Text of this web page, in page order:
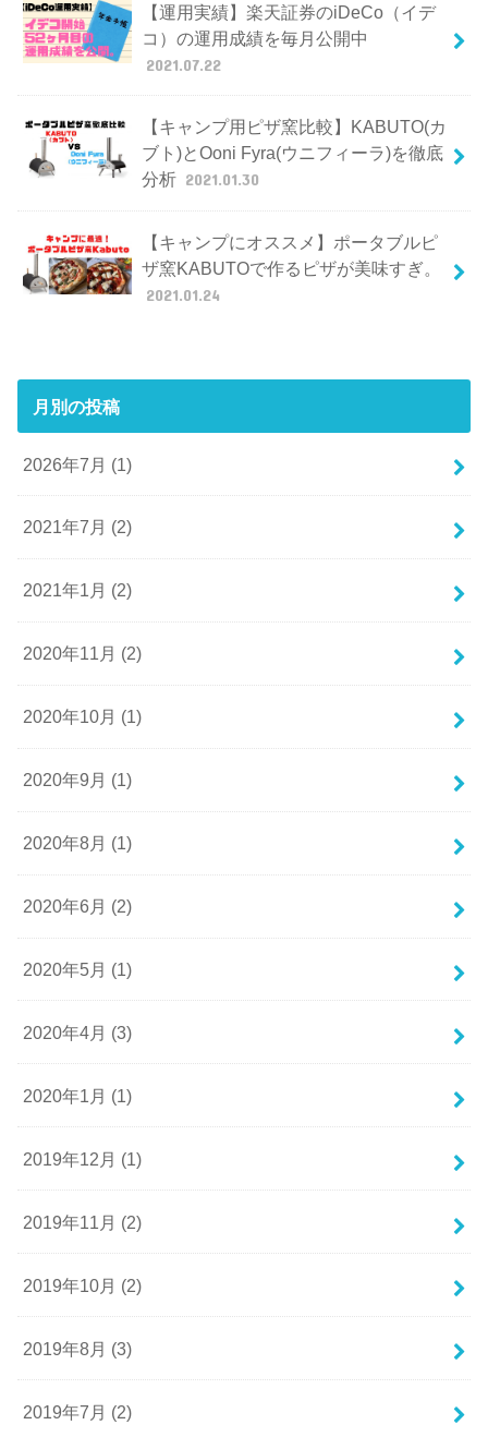
【運用実績】楽天証券のiDeCo（イデ
コ）の運用成績を毎月公開中
2021.07.22
【キャンプ用ピザ窯比較】KABUTO(カ
ブト)とOoni Fyra(ウニフィーラ)を徹底
分析 2021.01.30
【キャンプにオススメ】ポータブルピ
ザ窯KABUTOで作るピザが美味すぎ。
2021.01.24
月別の投稿
2026年7月 (1)
2021年7月 (2)
2021年1月 (2)
2020年11月 (2)
2020年10月 (1)
2020年9月 (1)
2020年8月 (1)
2020年6月 (2)
2020年5月 (1)
2020年4月 (3)
2020年1月 (1)
2019年12月 (1)
2019年11月 (2)
2019年10月 (2)
2019年8月 (3)
2019年7月 (2)